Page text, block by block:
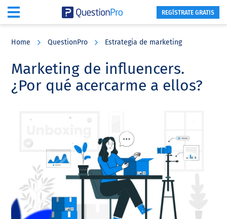
content
sidebar
REGÍSTRATE GRATIS
Home QuestionPro Estrategia de marketing
Marketing de influencers.
¿Por qué acercarme a ellos?